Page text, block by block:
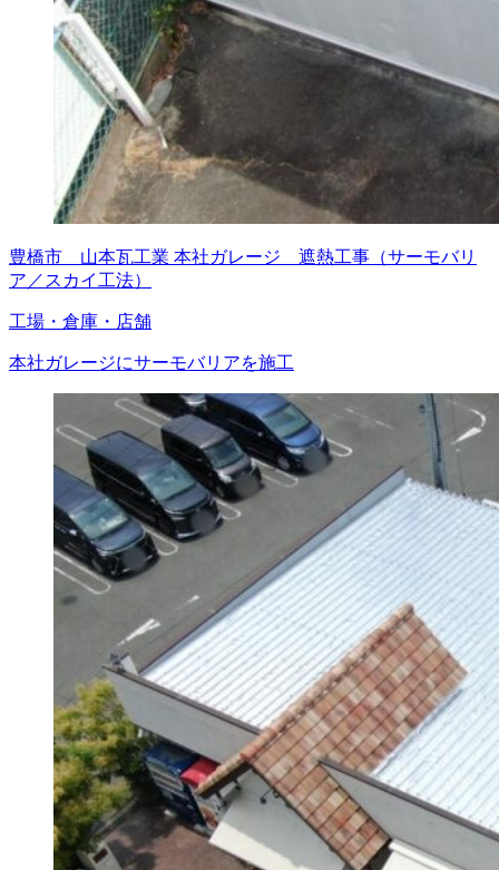
豊橋市 山本瓦工業 本社ガレージ 遮熱工事（サーモバリ
ア／スカイ工法）
工場・倉庫・店舗
本社ガレージにサーモバリアを施工